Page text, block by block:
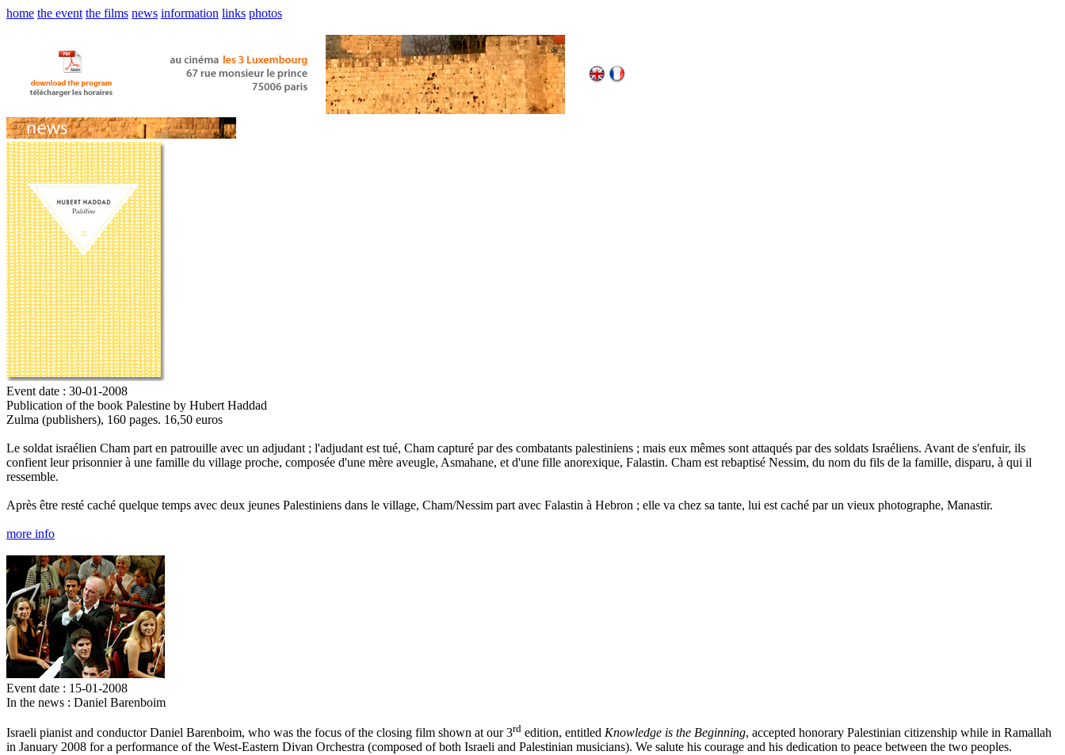
home the event the films news information links photos
Event date : 30-01-2008
Publication of the book Palestine by Hubert Haddad
Zulma (publishers), 160 pages. 16,50 euros
Le soldat israélien Cham part en patrouille avec un adjudant ; l'adjudant est tué, Cham capturé par des combatants palestiniens ; mais eux mêmes sont attaqués par des soldats Israéliens. Avant de s'enfuir, ils
confient leur prisonnier à une famille du village proche, composée d'une mère aveugle, Asmahane, et d'une fille anorexique, Falastin. Cham est rebaptisé Nessim, du nom du fils de la famille, disparu, à qui il
ressemble.
Après être resté caché quelque temps avec deux jeunes Palestiniens dans le village, Cham/Nessim part avec Falastin à Hebron ; elle va chez sa tante, lui est caché par un vieux photographe, Manastir.
more info
Event date : 15-01-2008
In the news : Daniel Barenboim
Israeli pianist and conductor Daniel Barenboim, who was the focus of the closing film shown at our 3rd edition, entitled Knowledge is the Beginning, accepted honorary Palestinian citizenship while in Ramallah
in January 2008 for a performance of the West-Eastern Divan Orchestra (composed of both Israeli and Palestinian musicians). We salute his courage and his dedication to peace between the two peoples.